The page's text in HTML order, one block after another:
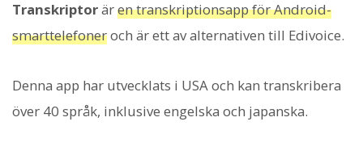
Transkriptorären transkriptionsapp för Android-
smarttelefoneroch är ett av alternativen till Edivoice.
Denna app har utvecklats i USA och kan transkribera
över 40 språk, inklusive engelska och japanska.